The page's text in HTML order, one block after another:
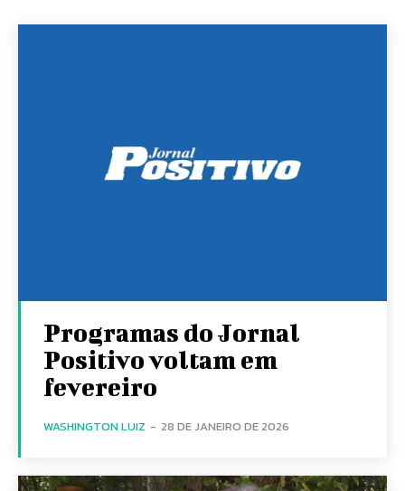
Programas do Jornal
Positivo voltam em
fevereiro
WASHINGTON LUIZ - 28 DE JANEIRO DE 2026